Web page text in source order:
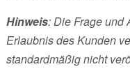
Hinweis: Die Frage und
Erlaubnis des Kunden
standardmäßig nicht